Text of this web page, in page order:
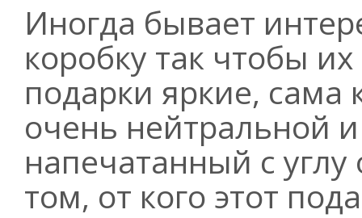
Иногда бывает
коробку так чтобы
подарки яркие,
очень нейтральной
напечатанный с
том, от кого этот